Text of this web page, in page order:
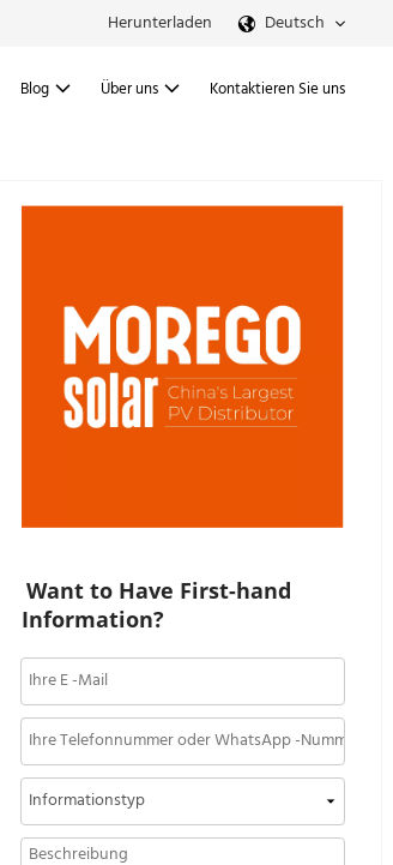
Herunterladen Deutsch
Blog Über uns Kontaktieren Sie uns
Want to Have First-hand
Information?